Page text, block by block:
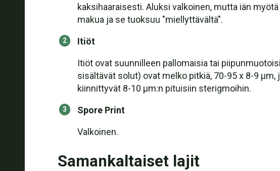
kaksihaaraisesti. Aluksi valkoinen, mutta iän
makua ja se tuoksuu "miellyttävältä".
Itiöt
Itiöt ovat suunnilleen pallomaisia tai
sisältävät solut) ovat melko pitkiä, 70-95 x 8-9 μm,
kiinnittyvät 8-10 μm:n pituisiin sterigmoihin.
Spore Print
Valkoinen.
Samankaltaiset lajit